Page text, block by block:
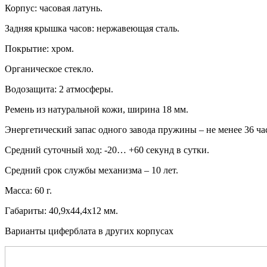
Корпус: часовая латунь.
Задняя крышка часов: нержавеющая сталь.
Покрытие: хром.
Органическое стекло.
Водозащита: 2 атмосферы.
Ремень из натуральной кожи, ширина 18 мм.
Энергетический запас одного завода пружины – не менее 36
Средний суточный ход: -20… +60 секунд в сутки.
Средний срок службы механизма – 10 лет.
Масса: 60 г.
Габариты: 40,9х44,4х12 мм.
Варианты циферблата в других корпусах